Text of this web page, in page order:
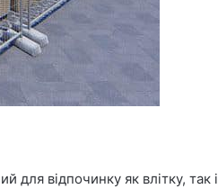
для відпочинку як влітку, так і